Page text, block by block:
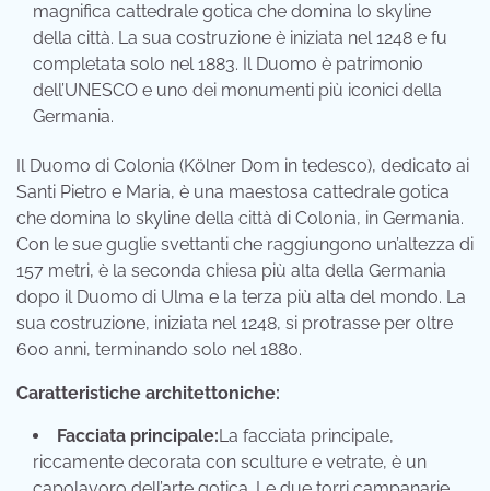
magnifica cattedrale gotica che domina lo skyline
della città. La sua costruzione è iniziata nel 1248 e fu
completata solo nel 1883. Il Duomo è patrimonio
dell’UNESCO e uno dei monumenti più iconici della
Germania.
Il Duomo di Colonia (Kölner Dom in tedesco), dedicato ai
Santi Pietro e Maria, è una maestosa cattedrale gotica
che domina lo skyline della città di Colonia, in Germania.
Con le sue guglie svettanti che raggiungono un’altezza di
157 metri, è la seconda chiesa più alta della Germania
dopo il Duomo di Ulma e la terza più alta del mondo. La
sua costruzione, iniziata nel 1248, si protrasse per oltre
600 anni, terminando solo nel 1880.
Caratteristiche architettoniche:
Facciata principale:La facciata principale,
riccamente decorata con sculture e vetrate, è un